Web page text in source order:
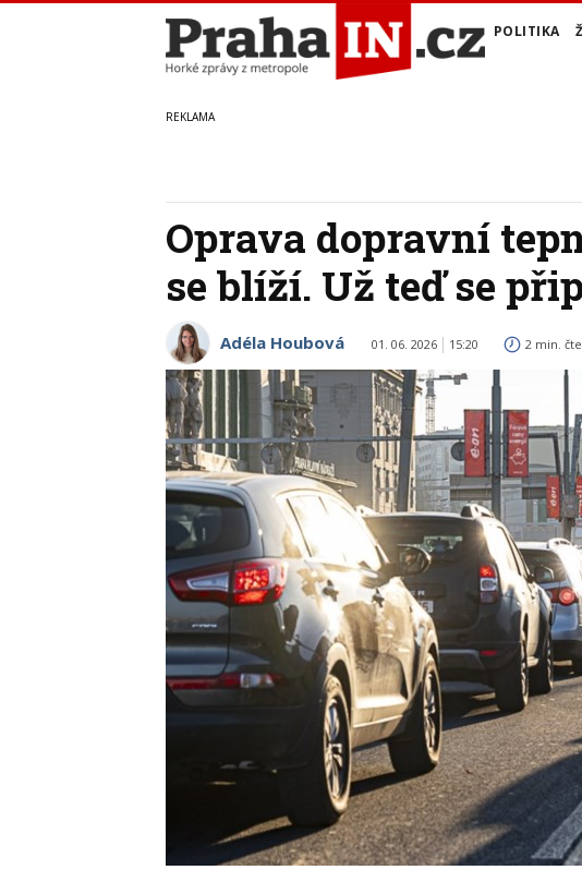
POLITIKA
Oprava dopravní
se blíží. Už teď se
Adéla Houbová 01. 06. 2026 15:20 2 min.